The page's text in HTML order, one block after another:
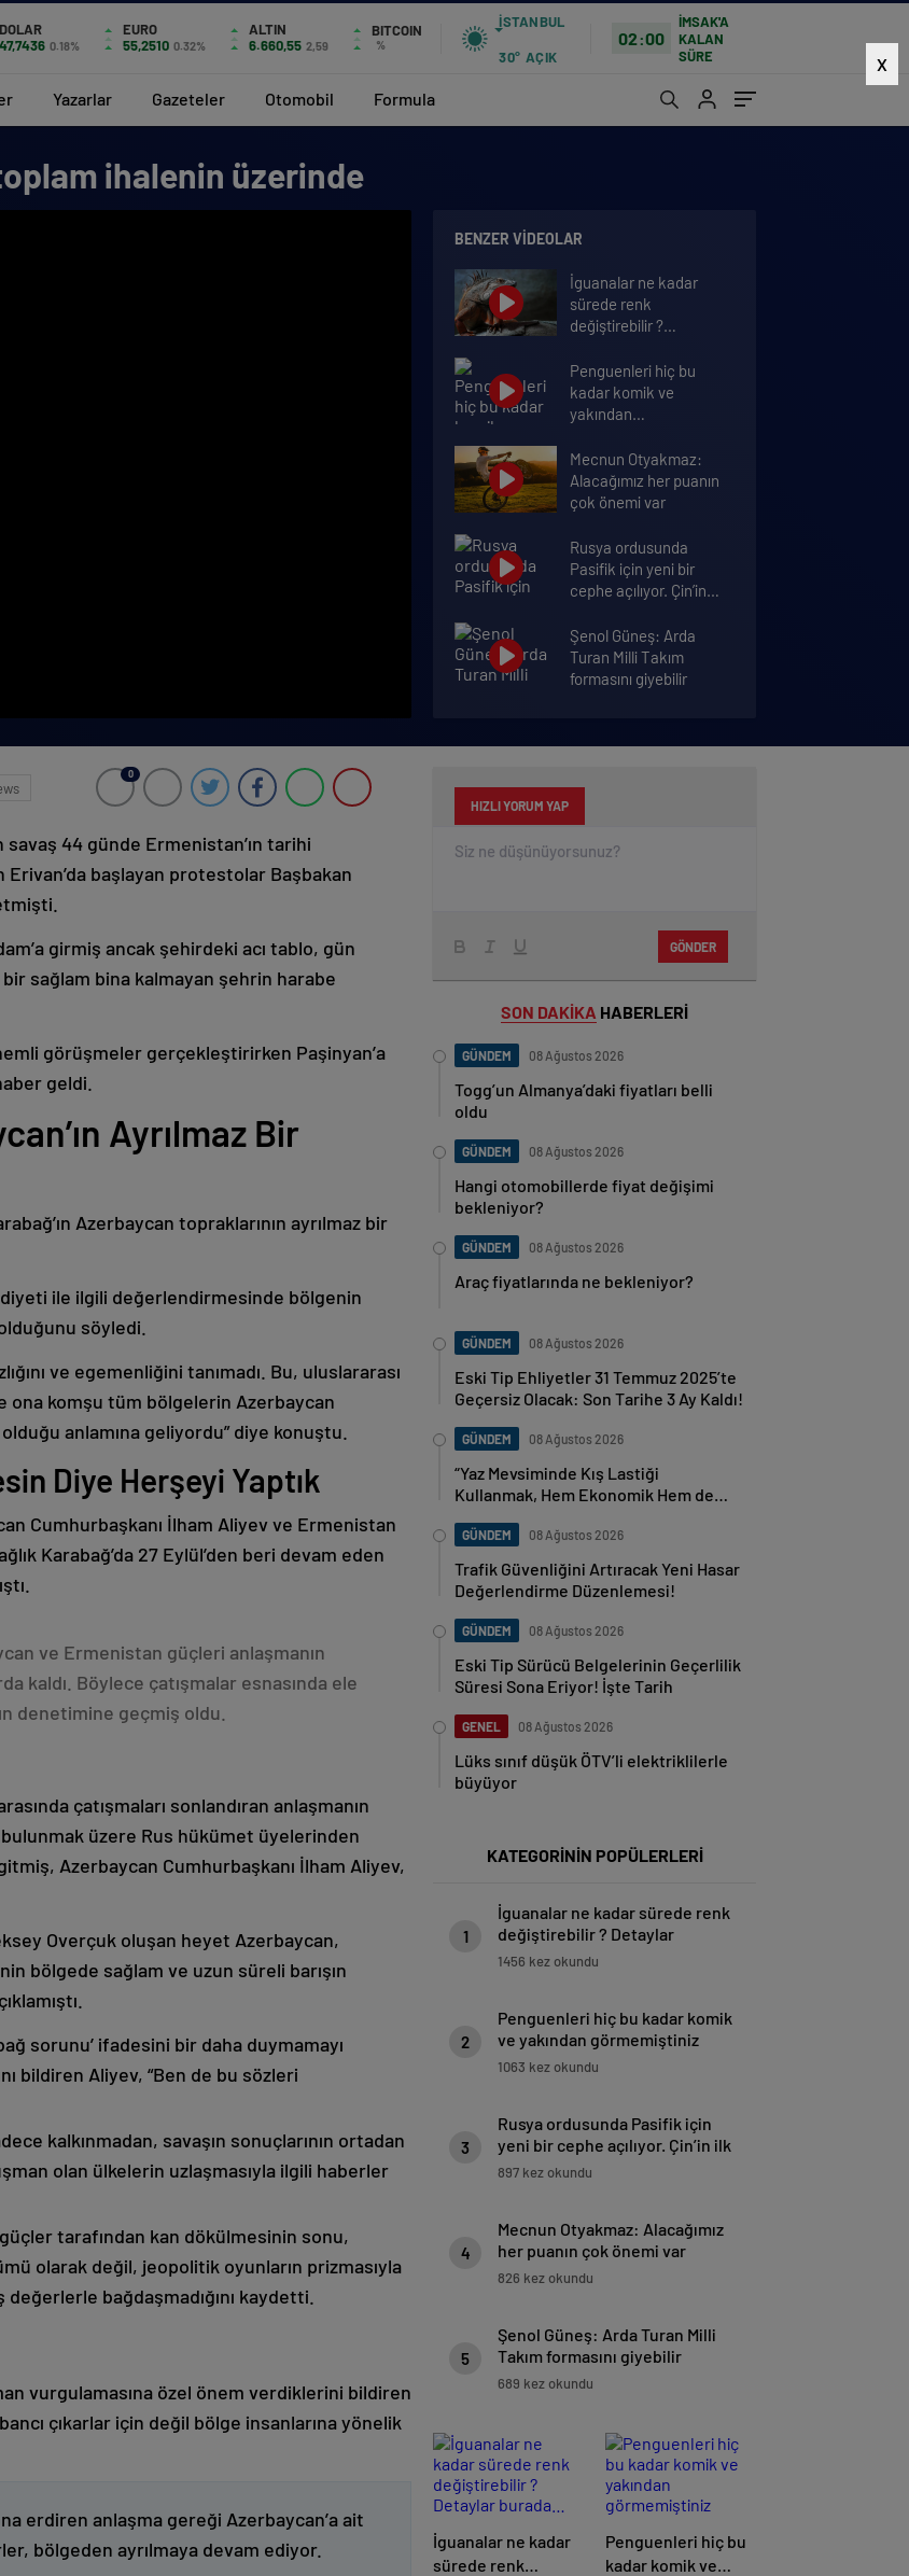
DOLAR
47,7436 0.18%
EURO
55,2510 0.32%
ALTIN
6.660,55 2,59
BITCOIN
%
İSTANBUL
30° AÇIK
02:00
İMSAK'A
KALAN
SÜRE
Yazarlar Gazeteler Otomobil Formula
X
ihalenin üzerinde
BENZER VIDEOLAR
İguanalar ne kadar
sürede renk
değiştirebilir ?
Penguenleri hiç bu
kadar komik ve
yakından
Mecnun Otyakmaz:
Alacağımız her puanın
çok önemi var
Rusya ordusunda
Pasifik için yeni bir
cephe açılıyor. Çin’in
Şenol Güneş: Arda
Turan Milli Takım
formasını giyebilir
yaşandığı Bursa’da
0
savaş 44 günde Ermenistan’ın tarihi
başlayan protestolar Başbakan
girmiş ancak şehirdeki acı tablo, gün
bir sağlam bina kalmayan şehrin harabe
görüşmeler gerçekleştirirken Paşinyan’a
geldi.
Ayrılmaz Bir
Azerbaycan topraklarının ayrılmaz bir
ile ilgili değerlendirmesinde bölgenin
söyledi.
ve egemenliğini tanımadı. Bu, uluslararası
ona komşu tüm bölgelerin Azerbaycan
anlamına geliyordu” diye konuştu.
Diye Herşeyi Yaptık
Cumhurbaşkanı İlham Aliyev ve Ermenistan
Karabağ’da 27 Eylül’den beri devam eden
ve Ermenistan güçleri anlaşmanın
kaldı. Böylece çatışmalar esnasında ele
denetimine geçmiş oldu.
çatışmaları sonlandıran anlaşmanın
üzere Rus hükümet üyelerinden
Azerbaycan Cumhurbaşkanı İlham Aliyev,
Overçuk oluşan heyet Azerbaycan,
bölgede sağlam ve uzun süreli barışın
sorunu’ ifadesini bir daha duymamayı
bildiren Aliyev, “Ben de bu sözleri
kalkınmadan, savaşın sonuçlarının ortadan
olan ülkelerin uzlaşmasıyla ilgili haberler
tarafından kan dökülmesinin sonu,
olarak değil, jeopolitik oyunların prizmasıyla
değerlerle bağdaşmadığını kaydetti.
vurgulamasına özel önem verdiklerini bildiren
çıkarlar için değil bölge insanlarına yönelik
erdiren anlaşma gereği Azerbaycan’a ait
bölgeden ayrılmaya devam ediyor.
HIZLI YORUM YAP
GÖNDER
SON DAKİKA HABERLERİ
GÜNDEM 08 Ağustos 2026
Togg’un Almanya’daki fiyatları belli
oldu
GÜNDEM 08 Ağustos 2026
Hangi otomobillerde fiyat değişimi
bekleniyor?
GÜNDEM 08 Ağustos 2026
Araç fiyatlarında ne bekleniyor?
GÜNDEM 08 Ağustos 2026
Eski Tip Ehliyetler 31 Temmuz 2025’te
Geçersiz Olacak: Son Tarihe 3 Ay Kaldı!
GÜNDEM 08 Ağustos 2026
“Yaz Mevsiminde Kış Lastiği
Kullanmak, Hem Ekonomik Hem de
GÜNDEM 08 Ağustos 2026
Trafik Güvenliğini Artıracak Yeni Hasar
Değerlendirme Düzenlemesi!
GÜNDEM 08 Ağustos 2026
Eski Tip Sürücü Belgelerinin Geçerlilik
Süresi Sona Eriyor! İşte Tarih
GENEL 08 Ağustos 2026
Lüks sınıf düşük ÖTV’li elektriklilerle
büyüyor
KATEGORİNİN POPÜLERLERİ
1
İguanalar ne kadar sürede renk
değiştirebilir ? Detaylar
burada…
1456 kez okundu
2
Penguenleri hiç bu kadar komik
ve yakından görmemiştiniz
1063 kez okundu
3
Rusya ordusunda Pasifik için
yeni bir cephe açılıyor. Çin’in ilk
tepkisi!
897 kez okundu
4
Mecnun Otyakmaz: Alacağımız
her puanın çok önemi var
826 kez okundu
5
Şenol Güneş: Arda Turan Milli
Takım formasını giyebilir
689 kez okundu
İguanalar ne kadar
sürede renk
Penguenleri hiç bu
kadar komik ve